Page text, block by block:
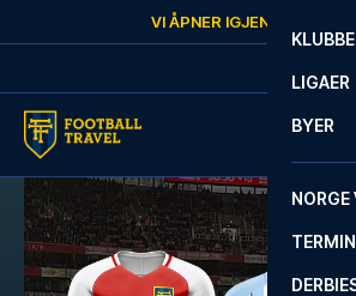
VI ÅPNER IGJEN
LIGAER
BYER
NORGE